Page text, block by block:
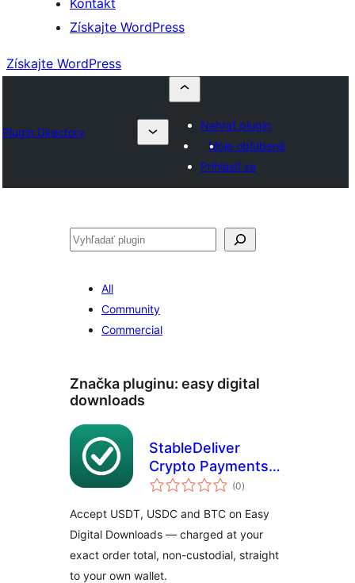
Kontakt
Získajte WordPress
Získajte WordPress
Plugin Directory
Nahrať plugin
Moje obľúbené
Prihlásiť sa
Hľadať
All
Community
Commercial
Značka pluginu: easy digital
downloads
StableDeliver
Crypto Payments
for Easy Digital
(0celkové
hodnotenie
)
Accept USDT, USDC and BTC on Easy
Digital Downloads — charged at your
exact order total, non-custodial, straight
to your own wallet.